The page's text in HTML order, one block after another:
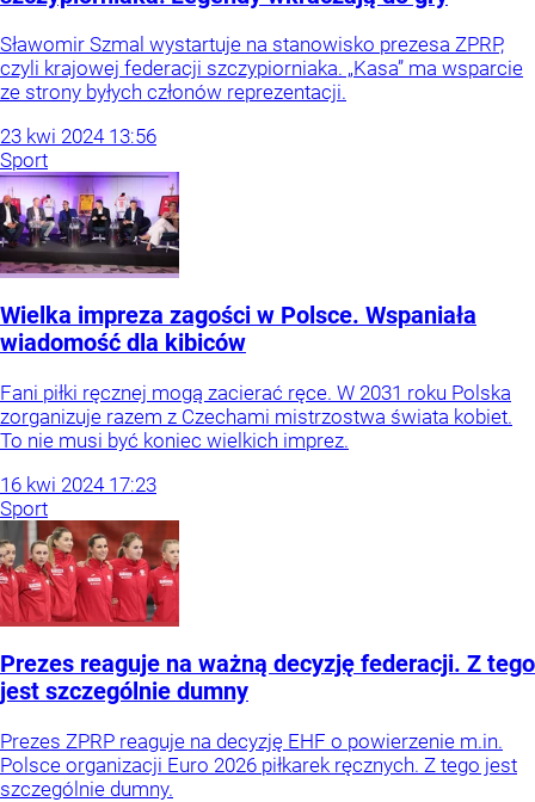
Sławomir Szmal wystartuje na stanowisko prezesa ZPRP,
czyli krajowej federacji szczypiorniaka. „Kasa” ma wsparcie
ze strony byłych członów reprezentacji.
23 kwi 2024 13:56
Sport
Wielka impreza zagości w Polsce. Wspaniała
wiadomość dla kibiców
Fani piłki ręcznej mogą zacierać ręce. W 2031 roku Polska
zorganizuje razem z Czechami mistrzostwa świata kobiet.
To nie musi być koniec wielkich imprez.
16 kwi 2024 17:23
Sport
Prezes reaguje na ważną decyzję federacji. Z tego
jest szczególnie dumny
Prezes ZPRP reaguje na decyzję EHF o powierzenie m.in.
Polsce organizacji Euro 2026 piłkarek ręcznych. Z tego jest
szczególnie dumny.